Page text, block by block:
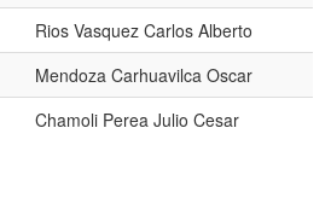
Rios Vasquez Carlos Alberto
Mendoza Carhuavilca Oscar
Chamoli Perea Julio Cesar